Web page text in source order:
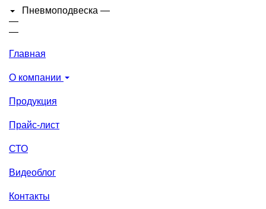
Пневмоподвеска —
—
—
Главная
О компании
Продукция
Прайс-лист
СТО
Видеоблог
Контакты